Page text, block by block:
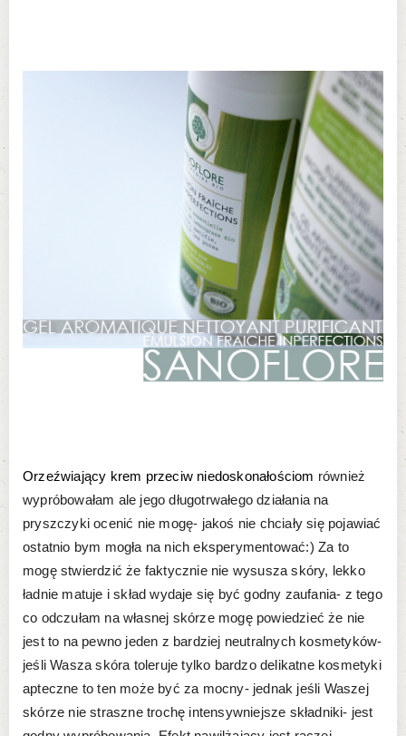
Orzeźwiający krem przeciw niedoskonałościom również
wypróbowałam ale jego długotrwałego działania na
pryszczyki ocenić nie mogę- jakoś nie chciały się pojawiać
ostatnio bym mogła na nich eksperymentować:) Za to
mogę stwierdzić że faktycznie nie wysusza skóry, lekko
ładnie matuje i skład wydaje się być godny zaufania- z tego
co odczułam na własnej skórze mogę powiedzieć że nie
jest to na pewno jeden z bardziej neutralnych kosmetyków-
jeśli Wasza skóra toleruje tylko bardzo delikatne kosmetyki
apteczne to ten może być za mocny- jednak jeśli Waszej
skórze nie straszne trochę intensywniejsze składniki- jest